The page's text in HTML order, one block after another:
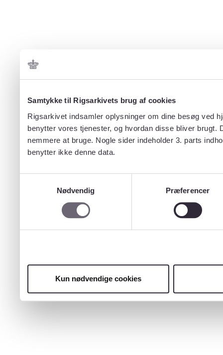
Samtykke til Rigsarkivets brug af cookies
Rigsarkivet indsamler oplysninger om dine besøg ved
benytter vores tjenester, og hvordan disse bliver
nemmere at bruge. Nogle sider indeholder 3. parts
benytter ikke denne data.
Nødvendig
Præferencer
Kun nødvendige cookies